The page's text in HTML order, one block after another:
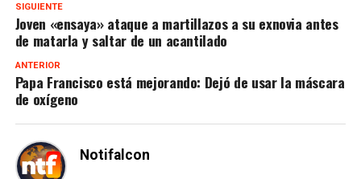
SIGUIENTE
Joven «ensaya» ataque a martillazos a su exnovia antes
de matarla y saltar de un acantilado
ANTERIOR
Papa Francisco está mejorando: Dejó de usar la máscara
de oxígeno
Notifalcon